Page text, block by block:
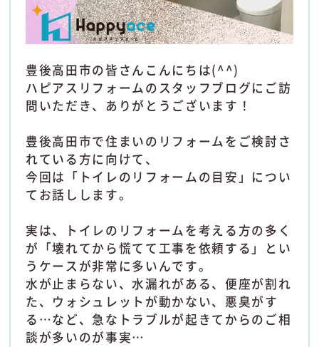
豊後高田市の皆さんこんにちは(^^)
ハピアスリフォームのスタッフブログにご訪
問いただき、ありがとうございます！
豊後高田市で住まいのリフォームをご検討さ
れている方に向けて、
今回は「トイレのリフォームの目安」につい
てお話しします。
実は、トイレのリフォームを考える方の多く
が「壊れてから慌てて工事を依頼する」とい
うケースが非常に多いんです。
水が止まらない、水漏れがある、便座が割れ
た、ウォシュレットが動かない、悪臭がす
る…など、急なトラブルが起きてからのご相
談が多いのが事実…